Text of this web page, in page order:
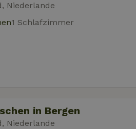
Niederlande
1 Schlafzimmer
in Bergen
Niederlande